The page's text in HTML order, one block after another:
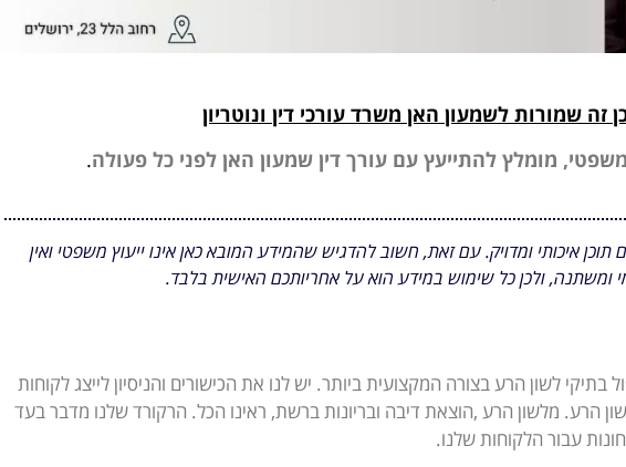
זה שמורות לשמעון האן משרד עורכי דין ונוטריון
מומלץ להתייעץ עם עורך דין שמעון האן לפני כל פעולה.
איכותי ומדויק. עם זאת, חשוב להדגיש שהמידע המובא כאן אינו ייעוץ משפטי ואין
ומשתנה, ולכן כל שימוש במידע הוא על אחריותכם האישית בלבד.
בתיקי לשון הרע בצורה המקצועית ביותר. יש לנו את הכישורים והניסיון לייצג לקוחות
הרע. מלשון הרע ,הוצאת דיבה ובריונות ברשת, ראינו הכל. הרקורד שלנו מדבר בעד
עבור הלקוחות שלנו.